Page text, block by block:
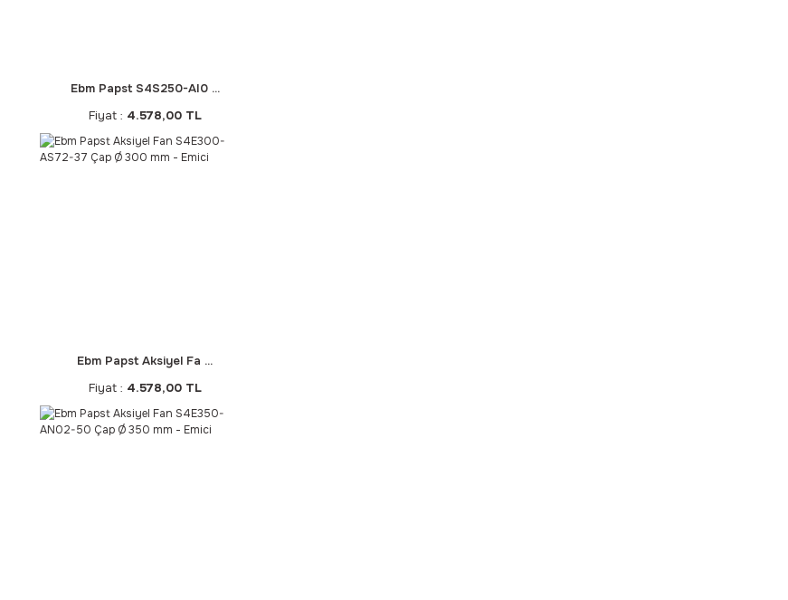
Ebm Papst S4S250-AI0 ...
Fiyat : 4.578,00 TL
Ebm Papst Aksiyel Fa ...
Fiyat : 4.578,00 TL